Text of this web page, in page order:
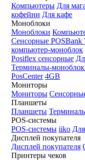
Компьютеры Для
кофейни Для кафе
Моноблоки
Моноблоки
Сенсорные POSBank
компьютер-моноблок
Posiflex сенсорные
Терминалы-
PosCenter 4GB
Мониторы
Мониторы
Планшеты
Планшеты
POS-системы
POS-системы iiko
Дисплей покупателя
Дисплей покупателя
Принтеры чеков